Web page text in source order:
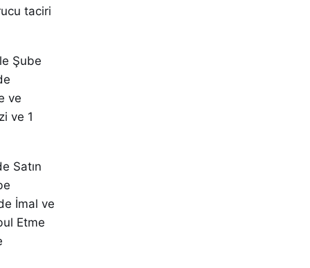
taciri
Şube
ve
ve 1
Satın
İmal ve
Etme